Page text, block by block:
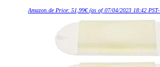
Amazon.de Price: 51,99€(as of 07/04/2023 18:42 PST-